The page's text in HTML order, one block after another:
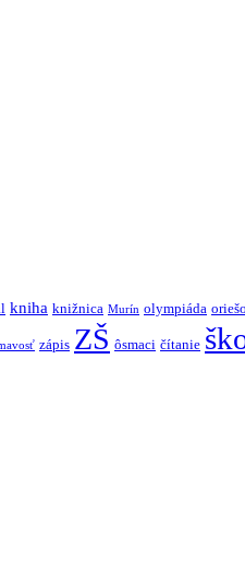
kniha knižnica Murín olympiáda
zápis ZŠ ôsmaci čítanie